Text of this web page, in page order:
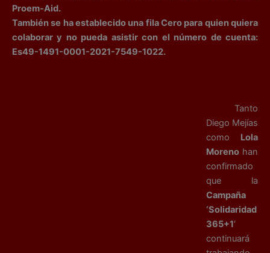
Proem-Aid.
También se ha establecido una fila Cero para quien quiera
colaborar y no pueda asistir con el número de cuenta:
Es49-1491-0001-2021-7549-1022.
Tanto
Diego Mejías
como Lola
Morenohan
confirmado
que la
Campaña
‘Solidaridad
365+1‘
continuará